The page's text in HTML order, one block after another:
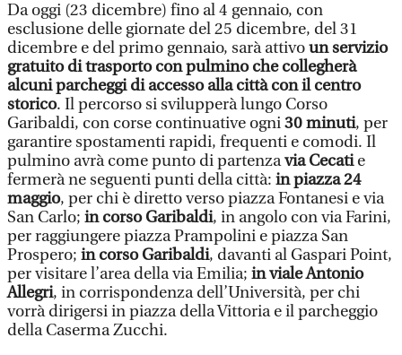
Da oggi (23 dicembre) fino al 4 gennaio, con
esclusione delle giornate del 25 dicembre, del 31
dicembre e del primo gennaio, sarà attivoun servizio
gratuito di trasporto con pulmino che collegherà
alcuni parcheggi di accesso alla città con il centro
storico. Il percorso si svilupperà lungo Corso
Garibaldi, con corse continuative ogni30 minuti, per
garantire spostamenti rapidi, frequenti e comodi. Il
pulmino avrà come punto di partenzavia Cecatie
fermerà ne seguenti punti della città: in piazza 24
maggio, per chi è diretto verso piazza Fontanesi e via
San Carlo; in corso Garibaldi, in angolo con via Farini,
per raggiungere piazza Prampolini e piazza San
Prospero; in corso Garibaldi, davanti al Gaspari Point,
per visitare l’area della via Emilia; in viale Antonio
Allegri, in corrispondenza dell’Università, per chi
vorrà dirigersi in piazza della Vittoria e il parcheggio
della Caserma Zucchi.